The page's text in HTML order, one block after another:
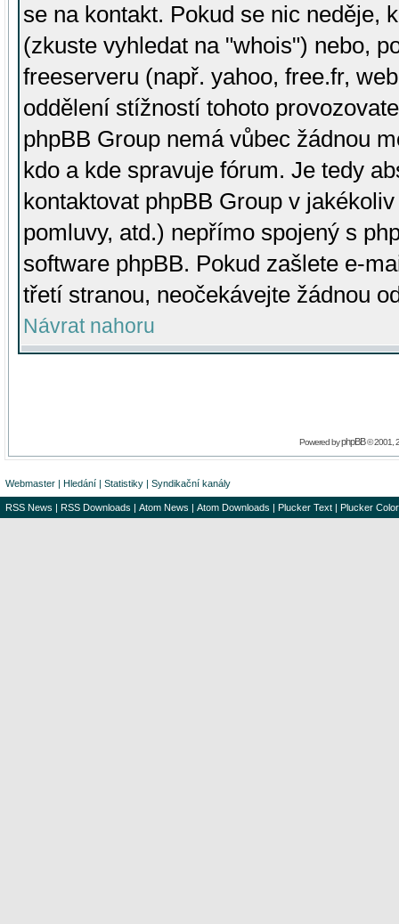
se na kontakt. Pokud se nic neděje,
(zkuste vyhledat na "whois") nebo,
freeserveru (např. yahoo, free.fr,
oddělení stížností tohoto
phpBB Group nemá vůbec žádnou
kdo a kde spravuje fórum. Je tedy
kontaktovat phpBB Group v
pomluvy, atd.) nepřímo spojený s
software phpBB. Pokud zašlete e-
třetí stranou, neočekávejte žádnou
Návrat nahoru
Powered byphpBB© 2001,
Webmaster | Hledání | Statistiky | Syndikační kanály
RSS News | RSS Downloads | Atom News | Atom Downloads | Plucker Text | Plucker Color